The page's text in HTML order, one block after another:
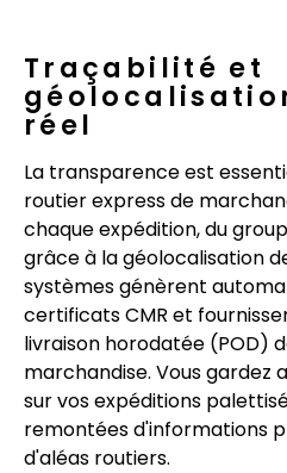
Traçabilité et
réel
La transparence est
routier express de
chaque expédition, du
grâce à la géolocalisation
systèmes génèrent
certificats CMR et
livraison horodatée (POD)
marchandise. Vous gardez
sur vos expéditions
remontées d'informations
d'aléas routiers.